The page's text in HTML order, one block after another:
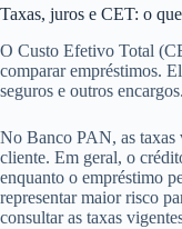
Taxas, juros e CET: o
O Custo Efetivo Total
comparar empréstimos.
seguros e outros
No Banco PAN, as taxas
cliente. Em geral, o
enquanto o empréstimo
representar maior risco
consultar as taxas